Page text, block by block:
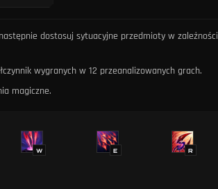
dostosuj sytuacyjne przedmioty w zależności
wygranych w 12 przeanalizowanych grach.
magiczne.
W E R